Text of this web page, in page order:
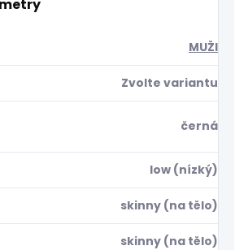
MUŽI
Zvolte variantu
černá
low (nízký)
skinny (na tělo)
skinny (na tělo)